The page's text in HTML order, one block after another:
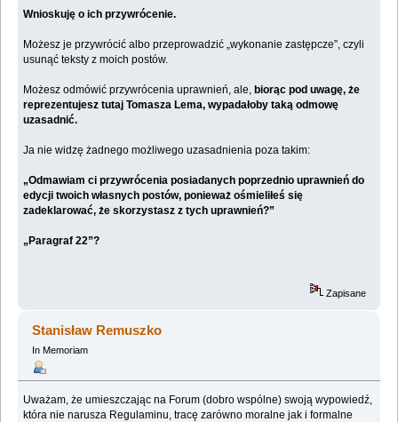
Wnioskuję o ich przywrócenie.
Możesz je przywrócić albo przeprowadzić „wykonanie zastępcze”, czyli
usunąć teksty z moich postów.
Możesz odmówić przywrócenia uprawnień, ale, biorąc pod uwagę, że
reprezentujesz tutaj Tomasza Lema, wypadałoby taką odmowę
uzasadnić.
Ja nie widzę żadnego możliwego uzasadnienia poza takim:
„Odmawiam ci przywrócenia posiadanych poprzednio uprawnień do
edycji twoich własnych postów, ponieważ ośmieliłeś się
zadeklarować, że skorzystasz z tych uprawnień?”
„Paragraf 22”?
Zapisane
Stanisław Remuszko
In Memoriam
Uważam, że umieszczając na Forum (dobro wspólne) swoją wypowiedź,
która nie narusza Regulaminu, tracę zarówno moralne jak i formalne